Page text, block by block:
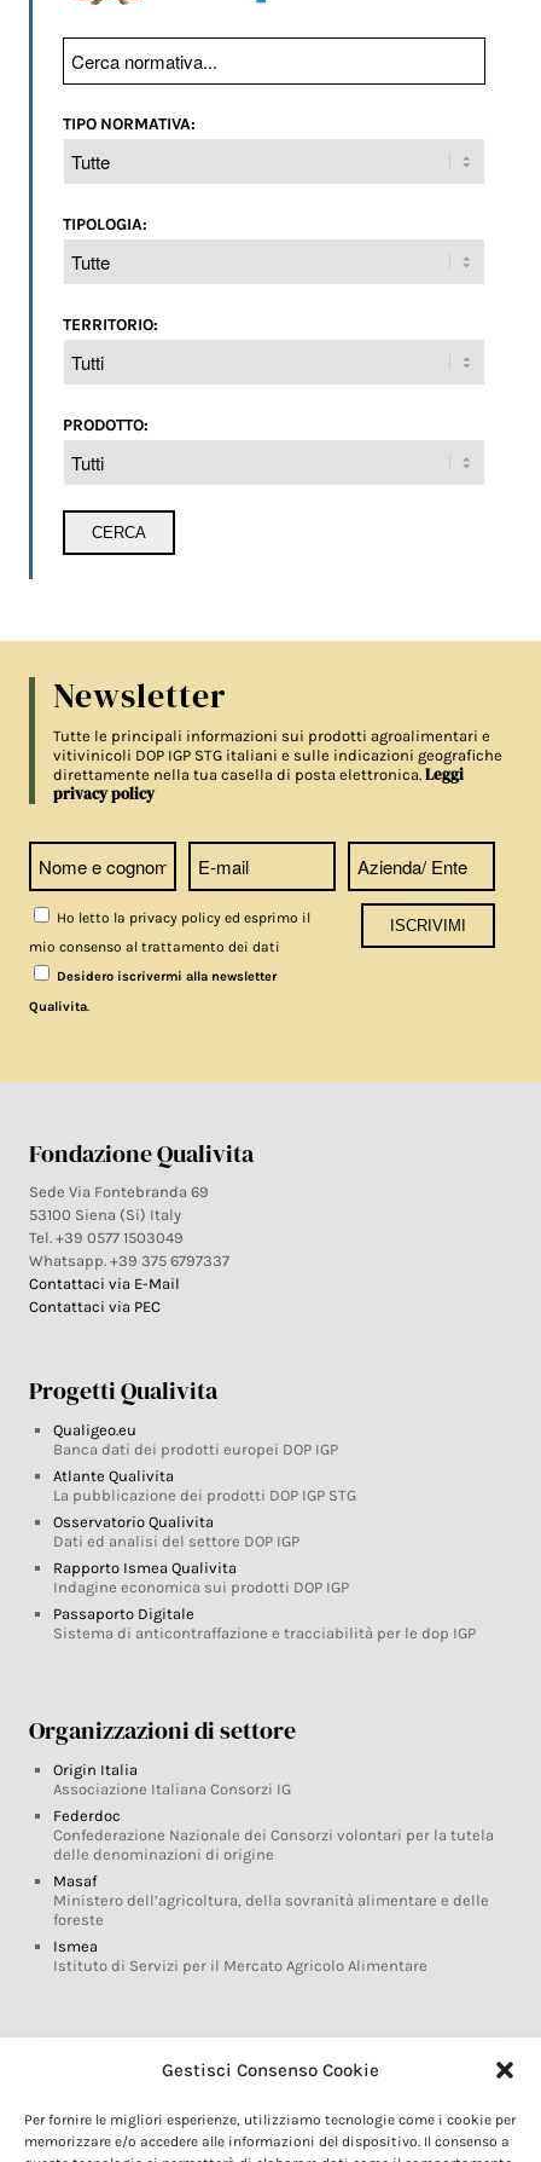
Gestisci Consenso Cookie
Per fornire le migliori esperienze, utilizziamo tecnologie come i cookie per
memorizzare e/o accedere alle informazioni del dispositivo. Il consenso a
TIPO NORMATIVA:
TIPOLOGIA:
TERRITORIO:
PRODOTTO:
Newsletter
Tutte le principali informazioni sui prodotti agroalimentari e
vitivinicoli DOP IGP STG italiani e sulle indicazioni geografiche
direttamente nella tua casella di posta elettronica.Leggi
privacy policy
Ho letto la privacy policy ed esprimo il
mio consenso al trattamento dei dati
Desidero iscrivermi alla newsletter
Qualivita.
Fondazione Qualivita
Sede Via Fontebranda 69
53100 Siena (Si) Italy
Tel. +39 0577 1503049
Whatsapp. +39 375 6797337
Contattaci via E-Mail
Contattaci via PEC
Progetti Qualivita
Qualigeo.eu
Banca dati dei prodotti europei DOP IGP
Atlante Qualivita
La pubblicazione dei prodotti DOP IGP STG
Osservatorio Qualivita
Dati ed analisi del settore DOP IGP
Rapporto Ismea Qualivita
Indagine economica sui prodotti DOP IGP
Passaporto Digitale
Sistema di anticontraffazione e tracciabilità per le dop IGP
Organizzazioni di settore
Origin Italia
Associazione Italiana Consorzi IG
Federdoc
Confederazione Nazionale dei Consorzi volontari per la tutela
delle denominazioni di origine
Masaf
Ministero dell’agricoltura, della sovranità alimentare e delle
foreste
Ismea
Istituto di Servizi per il Mercato Agricolo Alimentare
Glossario DOP IGP
Marchi DOP IGP
Normativa prodotti DOP IGP